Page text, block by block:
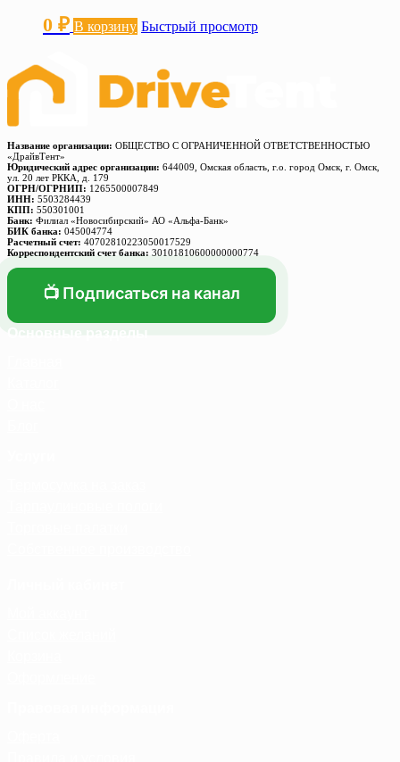
0 ₽ В корзину Быстрый просмотр
Название организации: ОБЩЕСТВО С ОГРАНИЧЕННОЙ ОТВЕТСТВЕННОСТЬЮ
«ДрайвТент»
Юридический адрес организации: 644009, Омская область, г.о. город Омск, г. Омск,
ул. 20 лет РККА, д. 179
ОГРН/ОГРНИП: 1265500007849
ИНН: 5503284439
КПП: 550301001
Банк: Филиал «Новосибирский» АО «Альфа-Банк»
БИК банка: 045004774
Расчетный счет: 40702810223050017529
Корреспондентский счет банка: 30101810600000000774
📺 Подписаться на канал